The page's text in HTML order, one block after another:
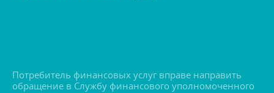
Потребитель финансовых услуг вправе направить
обращение в Службу финансового уполномоченного